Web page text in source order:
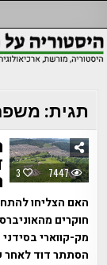
to
content
תגית:
3 7447
האם הצליחו
חוקרים
מק-קווארי
הסתתר דוד